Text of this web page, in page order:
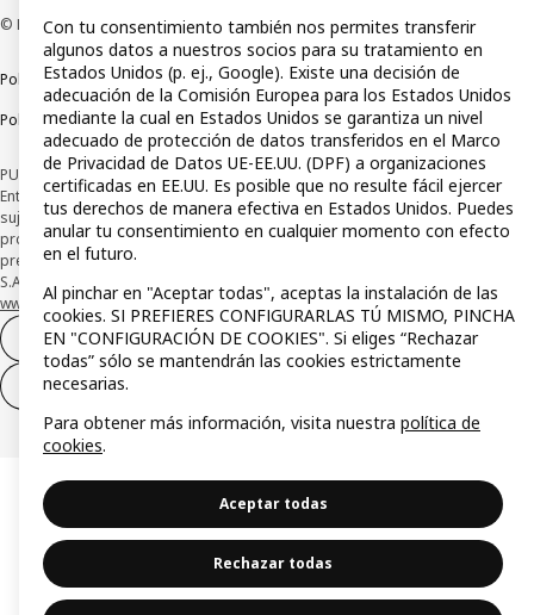
© Inter IKEA Systems B.V 1999-2026
Política de privacidadPolítica de cookiesTérminos y condiciones
Política de divulgación responsable
PUBLICIDAD: *Financiación a través de la tarjeta IKEA VISA emitida por la
Entidad de Pago híbrida CaixaBank Payments & Consumer, E.F.C., E.P., S.A.U., y
sujeta a su organización. La entidad ha escogido como sistema de
protección de los fondos recibidos de usuarios de servicios de pago que
presta su depósito en una cuenta bancaria separada abierta en CaixaBank,
S.A. Conoce más acerca de las formas de pago de tu tarjeta aquí:
www.caixabankpc.com/es/productos. ​
Desistimiento del contrato
Desistimiento de solo servicios
Con tu consentimiento también nos permites transferir
algunos datos a nuestros socios para su tratamiento en
Estados Unidos (p. ej., Google). Existe una decisión de
adecuación de la Comisión Europea para los Estados Unidos
mediante la cual en Estados Unidos se garantiza un nivel
adecuado de protección de datos transferidos en el Marco
de Privacidad de Datos UE-EE.UU. (DPF) a organizaciones
certificadas en EE.UU. Es posible que no resulte fácil ejercer
tus derechos de manera efectiva en Estados Unidos. Puedes
anular tu consentimiento en cualquier momento con efecto
en el futuro.
Al pinchar en "Aceptar todas", aceptas la instalación de las
cookies. SI PREFIERES CONFIGURARLAS TÚ MISMO, PINCHA
EN "CONFIGURACIÓN DE COOKIES". Si eliges “Rechazar
todas” sólo se mantendrán las cookies estrictamente
necesarias.
Para obtener más información, visita nuestra política de
cookies.
Aceptar todas
Rechazar todas